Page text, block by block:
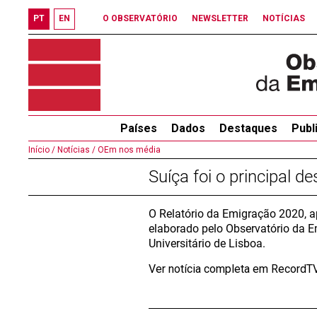
PT EN O OBSERVATÓRIO NEWSLETTER NOTÍCIAS
Países Dados Destaques
Início / Notícias / OEm nos média
Suíça foi o principal
O Relatório da Emigração 2020,
elaborado pelo Observatório da
Universitário de Lisboa.
Ver notícia completa em